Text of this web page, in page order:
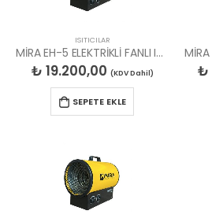
ISITICILAR
MİRA EH-5 ELEKTRİKLİ FANLI ISITICI, 230V.
₺ 19.200,00 (KDV Dahil)
SEPETE EKLE
₺